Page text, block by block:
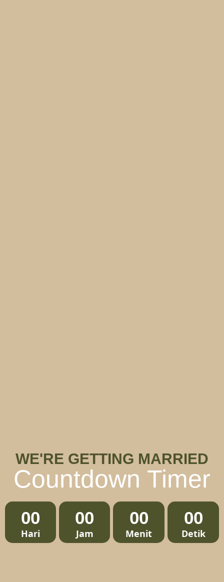
WE'RE GETTING MARRIED
Countdown Timer
00
Hari
00
Jam
00
Menit
00
Detik